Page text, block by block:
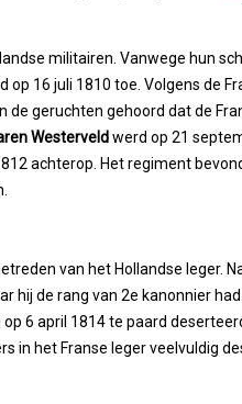
militairen. Vanwege hun
op 16 juli 1810 toe. Volgens de
geruchten gehoord dat de
Westerveldwerd op 21
achterop. Het regiment
van het Hollandse leger.
hij de rang van 2e kanonnier
6 april 1814 te paard
in het Franse leger veelvuldig